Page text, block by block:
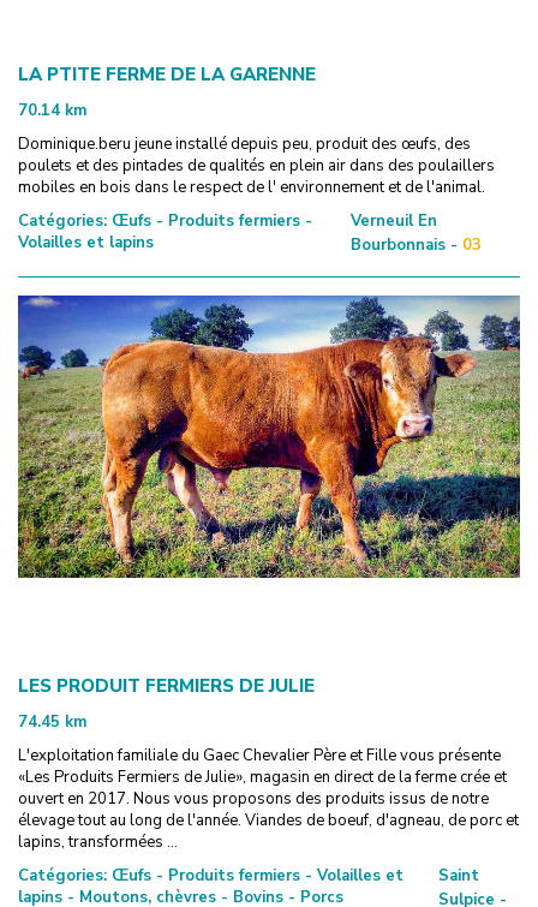
LA PTITE FERME DE LA GARENNE
70.14 km
Dominique.beru jeune installé depuis peu, produit des œufs, des
poulets et des pintades de qualités en plein air dans des poulaillers
mobiles en bois dans le respect de l' environnement et de l'animal.
Catégories: Œufs - Produits fermiers -
Volailles et lapins
Verneuil En
Bourbonnais - 03
LES PRODUIT FERMIERS DE JULIE
74.45 km
L'exploitation familiale du Gaec Chevalier Père et Fille vous présente
«Les Produits Fermiers de Julie», magasin en direct de la ferme crée et
ouvert en 2017. Nous vous proposons des produits issus de notre
élevage tout au long de l'année. Viandes de boeuf, d'agneau, de porc et
lapins, transformées ...
Catégories: Œufs - Produits fermiers - Volailles et
lapins - Moutons, chèvres - Bovins - Porcs
Saint
Sulpice -